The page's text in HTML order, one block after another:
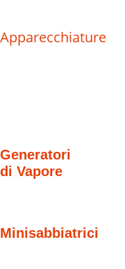
Apparecchiature
Generatori
di Vapore
Minisabbiatrici